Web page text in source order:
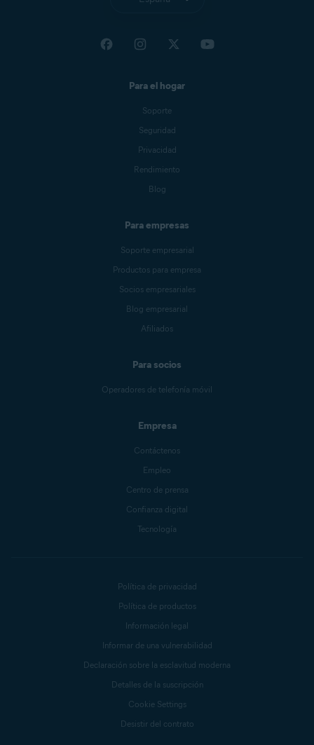
Para el hogar
Soporte
Seguridad
Privacidad
Rendimiento
Blog
Para empresas
Soporte empresarial
Productos para empresa
Socios empresariales
Blog empresarial
Afiliados
Para socios
Operadores de telefonía móvil
Empresa
Contáctenos
Empleo
Centro de prensa
Confianza digital
Tecnología
Política de privacidad
Política de productos
Información legal
Informar de una vulnerabilidad
Declaración sobre la esclavitud moderna
Detalles de la suscripción
Cookie Settings
Desistir del contrato